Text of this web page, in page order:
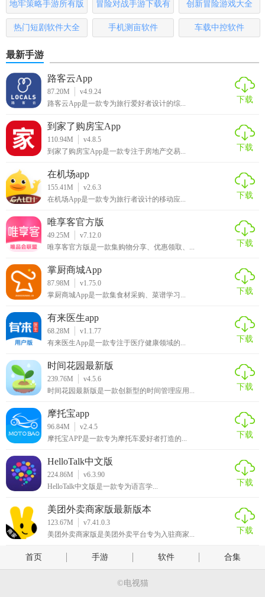
地牢策略手游所有版
本
冒险对战手游下载有
哪些
创新冒险游戏大全
热门短剧软件大全 手机测亩软件 车载中控软件
最新手游
路客云App
87.20M
v4.9.24
路客云App是一款专为旅行爱好者设计的综...
下载
到家了购房宝App
110.94M
v4.8.5
到家了购房宝App是一款专注于房地产交易...
下载
在机场app
155.41M
v2.6.3
在机场App是一款专为旅行者设计的移动应...
下载
唯享客官方版
49.25M
v7.12.0
唯享客官方版是一款集购物分享、优惠领取、...
下载
掌厨商城App
87.98M
v1.75.0
掌厨商城App是一款集食材采购、菜谱学习...
下载
有来医生app
68.28M
v1.1.77
有来医生App是一款专注于医疗健康领域的...
下载
时间花园最新版
239.76M
v4.5.6
时间花园最新版是一款创新型的时间管理应用...
下载
摩托宝app
96.84M
v2.4.5
摩托宝APP是一款专为摩托车爱好者打造的...
下载
HelloTalk中文版
224.86M
v6.3.90
HelloTalk中文版是一款专为语言学...
下载
美团外卖商家版最新版本
123.67M
v7.41.0.3
美团外卖商家版是美团外卖平台专为入驻商家...
下载
首页 手游 软件 合集
©电视猫